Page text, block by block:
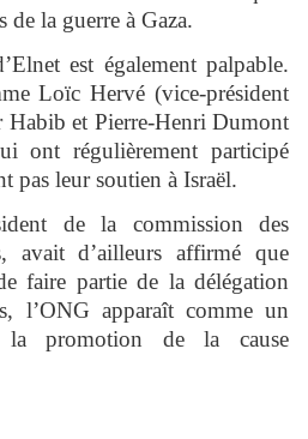
de la guerre à Gaza.
est également palpable.
Loïc Hervé (vice-président
et Pierre-Henri Dumont
ont régulièrement participé
pas leur soutien à Israël.
de la commission des
avait d’ailleurs affirmé que
faire partie de la délégation
l’ONG apparaît comme un
la promotion de la cause